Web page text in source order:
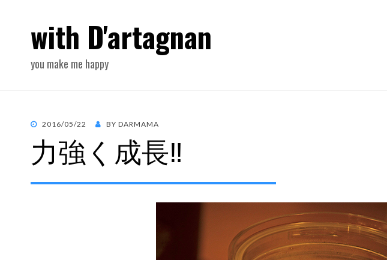
with D'artagnan
you make me happy
POSTED
2016/05/22 BY DARMAMA
力強く成長‼︎